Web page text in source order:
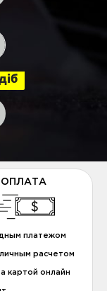
ОПЛАТА
платежом
расчетом
картой онлайн